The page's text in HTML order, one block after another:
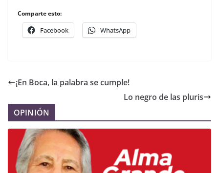
Comparte esto:
Facebook WhatsApp
¡En Boca, la palabra se cumple!
Lo negro de las pluris
OPINIÓN